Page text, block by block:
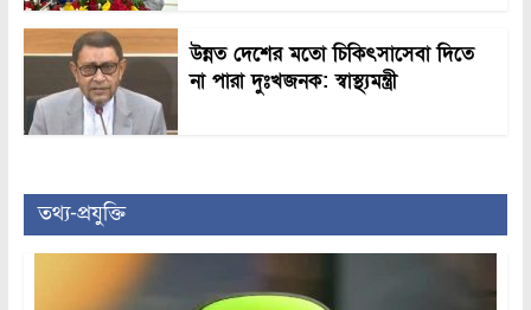
উন্নত দেশের মতো চিকিৎসাসেবা দিতে
না পারা দুঃখজনক: স্বাস্থ্যমন্ত্রী
তথ্য-প্রযুক্তি